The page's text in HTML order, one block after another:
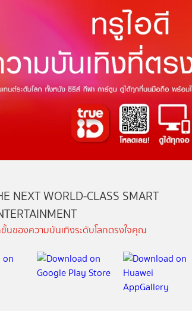
NEXT WORLD-CLASS SMART
นของความบันเทิงระดับโลกตรงใจคุณ